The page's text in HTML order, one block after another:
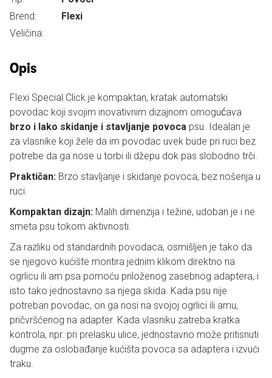
Brend:
Flexi
Veličina:
Opis
Flexi Special Click je kompaktan, kratak automatski
povodac koji svojim inovativnim dizajnom omogućava
brzo i lako skidanje i stavljanje povoca psu. Idealan je
za vlasnike koji žele da im povodac uvek bude pri ruci bez
potrebe da ga nose u torbi ili džepu dok pas slobodno trči.
Praktičan: Brzo stavljanje i skidanje povoca, bez nošenja u
ruci.
Kompaktan dizajn: Malih dimenzija i težine, udoban je i ne
smeta psu tokom aktivnosti.
Za razliku od standardnih povodaca, osmišljen je tako da
se njegovo kućište montira jednim klikom direktno na
ogrlicu ili am psa pomoću priloženog zasebnog adaptera, i
isto tako jednostavno sa njega skida. Kada psu nije
potreban povodac, on ga nosi na svojoj ogrlici ili amu,
pričvršćenog na adapter. Kada vlasniku zatreba kratka
kontrola, npr. pri prelasku ulice, jednostavno može pritisnuti
dugme za oslobađanje kućišta povoca sa adaptera i izvući
traku.